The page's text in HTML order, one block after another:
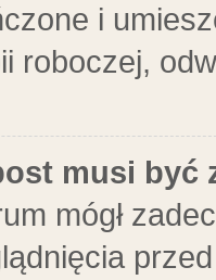
i
roboczej,
musi być
mógł